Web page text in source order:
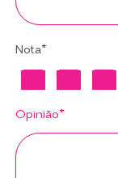
Nota*
Opinião*